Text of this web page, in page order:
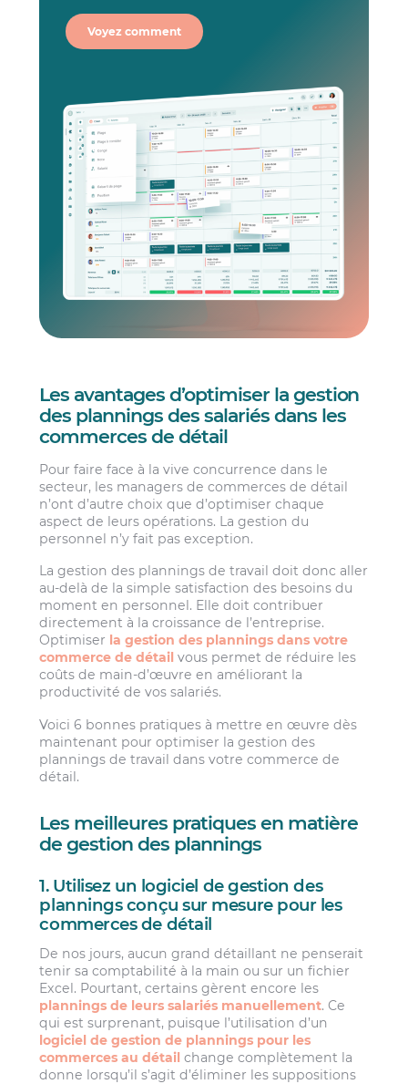
Voyez comment
Les avantages d’optimiser la gestion
des plannings des salariés dans les
commerces de détail
Pour faire face à la vive concurrence dans le
secteur, les managers de commerces de détail
n’ont d’autre choix que d’optimiser chaque
aspect de leurs opérations. La gestion du
personnel n’y fait pas exception.
La gestion des plannings de travail doit donc aller
au-delà de la simple satisfaction des besoins du
moment en personnel. Elle doit contribuer
directement à la croissance de l’entreprise.
Optimiser la gestion des plannings dans votre
commerce de détail vous permet de réduire les
coûts de main-d’œuvre en améliorant la
productivité de vos salariés.
Voici 6 bonnes pratiques à mettre en œuvre dès
maintenant pour optimiser la gestion des
plannings de travail dans votre commerce de
détail.
Les meilleures pratiques en matière
de gestion des plannings
1. Utilisez un logiciel de gestion des
plannings conçu sur mesure pour les
commerces de détail
De nos jours, aucun grand détaillant ne penserait
tenir sa comptabilité à la main ou sur un fichier
Excel. Pourtant, certains gèrent encore les
plannings de leurs salariés manuellement. Ce
qui est surprenant, puisque l’utilisation d’un
logiciel de gestion de plannings pour les
commerces au détail change complètement la
donne lorsqu’il s’agit d’éliminer les suppositions